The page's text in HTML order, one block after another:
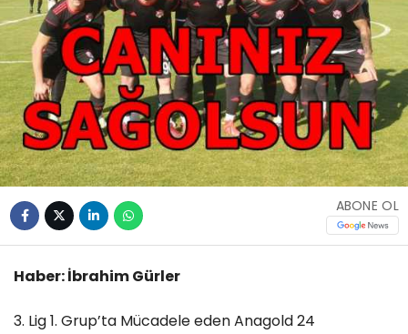
ABONE OL
Haber: İbrahim Gürler
3. Lig 1. Grup’ta Mücadele eden Anagold 24